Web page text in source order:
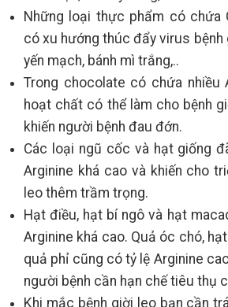
Những loại thực phẩm có chứa
có xu hướng thúc đẩy virus bệnh
yến mạch, bánh mì trắng,..
Trong chocolate có chứa nhiều
hoạt chất có thể làm cho bệnh
khiến người bệnh đau đớn.
Các loại ngũ cốc và hạt giống
Arginine khá cao và khiến cho
leo thêm trầm trọng.
Hạt điều, hạt bí ngô và hạt
Arginine khá cao. Quả óc chó,
quả phỉ cũng có tỷ lệ Arginine
người bệnh cần hạn chế tiêu thụ
Khi mắc bệnh giời leo bạn cần